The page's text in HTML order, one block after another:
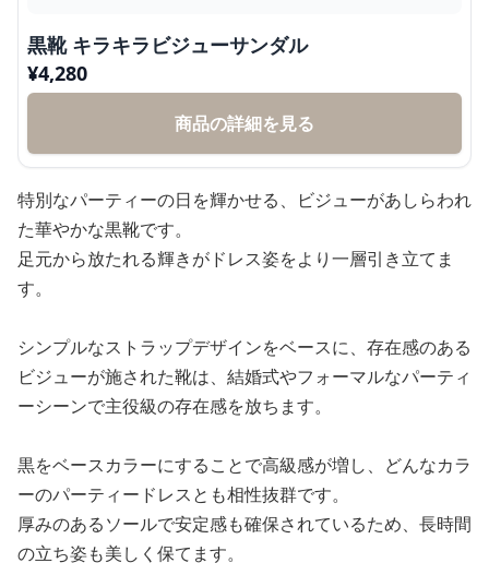
黒靴 キラキラビジューサンダル
¥4,280
商品の詳細を見る
特別なパーティーの日を輝かせる、ビジューがあしらわれ
た華やかな黒靴です。
足元から放たれる輝きがドレス姿をより一層引き立てま
す。
シンプルなストラップデザインをベースに、存在感のある
ビジューが施された靴は、結婚式やフォーマルなパーティ
ーシーンで主役級の存在感を放ちます。
黒をベースカラーにすることで高級感が増し、どんなカラ
ーのパーティードレスとも相性抜群です。
厚みのあるソールで安定感も確保されているため、長時間
の立ち姿も美しく保てます。